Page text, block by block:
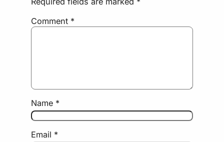
Comment *
Name *
Email *